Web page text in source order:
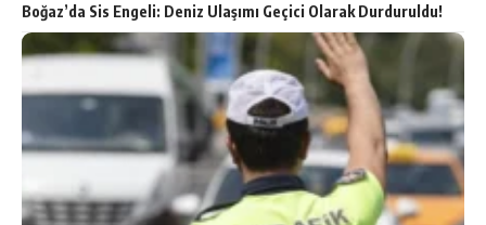
Boğaz’da Sis Engeli: Deniz Ulaşımı Geçici Olarak Durduruldu!